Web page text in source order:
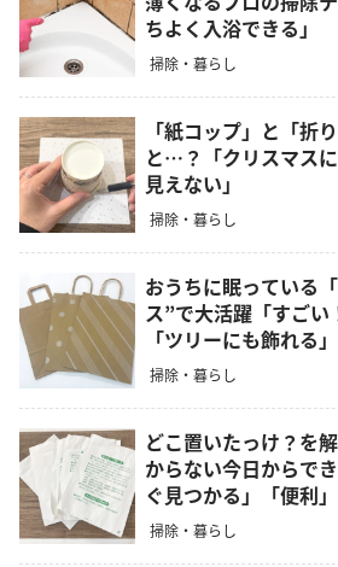
ちよく入浴できる」
掃除・暮らし
「紙コップ」と「折
と…？「クリスマス
見えない」
掃除・暮らし
おうちに眠っている
ス”で大活躍「すごい
「ツリーにも飾れる」
掃除・暮らし
どこ置いたっけ？を
からない今日からで
ぐ見つかる」「便利」
掃除・暮らし